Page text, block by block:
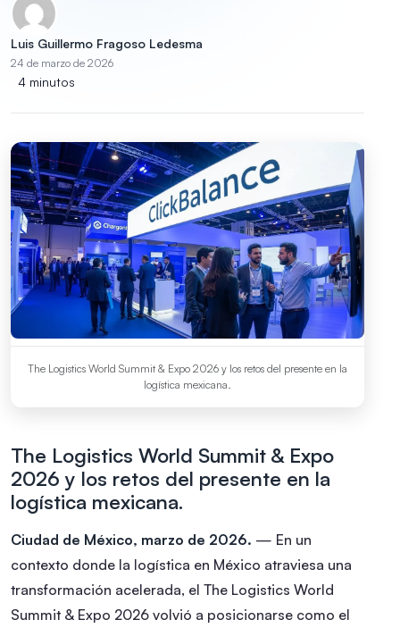
Luis Guillermo Fragoso Ledesma
24 de marzo de 2026
4 minutos
The Logistics World Summit & Expo 2026 y los retos del presente en la
logística mexicana.
The Logistics World Summit & Expo
2026 y los retos del presente en la
logística mexicana.
Ciudad de México, marzo de 2026. — En un
contexto donde la logística en México atraviesa una
transformación acelerada, el The Logistics World
Summit & Expo 2026 volvió a posicionarse como el